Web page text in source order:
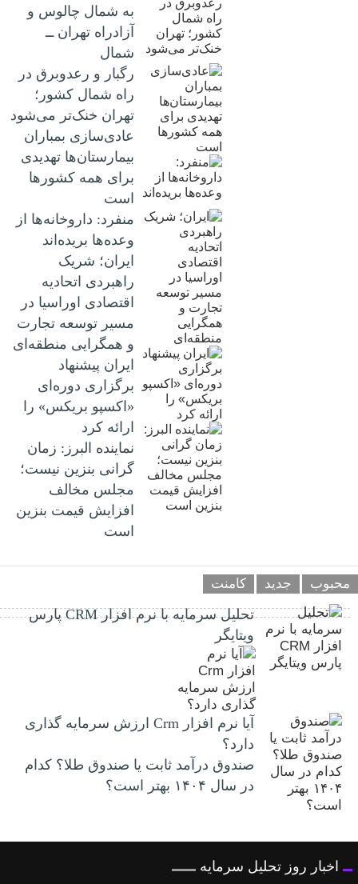
به شمال چالوس و
آزادراه تهران ــ
شمال
رگبار و رعدوبرق در
راه شمال کشور؛
تهران خنک‌تر می‌شود
عادی‌سازی بمباران
بیمارستان‌ها تهدیدی
برای همه کشورها
است
منفرد: داروخانه‌ها از
وعده‌ها بریده‌اند
ایران؛ شریک
راهبردی اتحادیه
اقتصادی اوراسیا در
مسیر توسعه تجارت
و همگرایی منطقه‌ای
ایران پیشنهاد
برگزاری دوره‌ای
«اکسپو بریکس» را
ارائه کرد
نماینده البرز: زمان
گرانی بنزین نیست؛
مجلس مخالف
افزایش قیمت بنزین
است
محبوب جدید کامنت
تحلیل سرمایه با نرم افزار CRM پارس
ویتایگر
آیا نرم افزار Crm ارزش سرمایه گذاری
دارد؟
صندوق درآمد ثابت یا صندوق طلا؟ کدام
در سال ۱۴۰۴ بهتر است؟
اخبار روز تحلیل سرمایه